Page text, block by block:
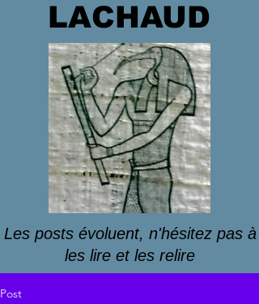
LACHAUD
Les posts évoluent, n'hésitez pas à
les lire et les relire
Post